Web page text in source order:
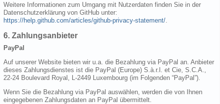
Weitere Informationen zum Umgang mit Nutzerdaten finden Sie in der
Datenschutzerklärung von GitHub unter:
https://help.github.com/articles/github-privacy-statement/
6. Zahlungsanbieter
PayPal
Auf unserer Website bieten wir u.a. die Bezahlung via PayPal an. Anbieter
dieses Zahlungsdienstes ist die PayPal (Europe) S.à.r.l. et Cie, S.C.A.,
22-24 Boulevard Royal, L-2449 Luxembourg (im Folgenden “PayPal”).
Wenn Sie die Bezahlung via PayPal auswählen, werden die von Ihnen
eingegebenen Zahlungsdaten an PayPal übermittelt.